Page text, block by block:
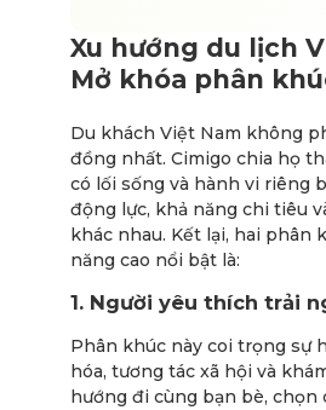
Xu hướng du lịch
Mở khóa phân
Du khách Việt Nam không
đồng nhất. Cimigo chia họ
có lối sống và hành vi riêng
động lực, khả năng chi tiêu
khác nhau. Kết lại, hai phân
năng cao nổi bật là:
1. Người yêu thích trải
Phân khúc này coi trọng sự
hóa, tương tác xã hội và
hướng đi cùng bạn bè, chọn